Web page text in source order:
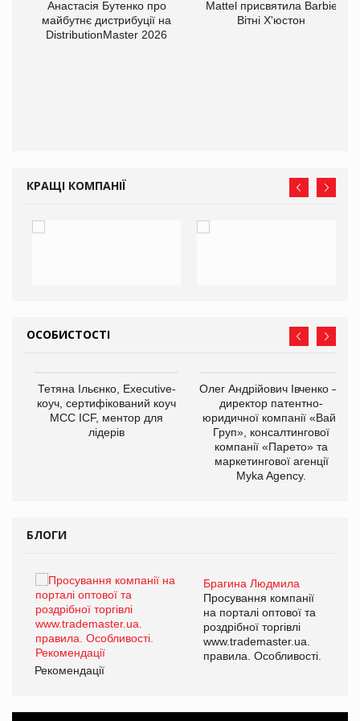
Анастасія Бутенко про
майбутнє дистрибуції на
DistributionMaster 2026
Mattel присвятила Barbie
Вітні Х'юстон
КРАЩІ КОМПАНІЇ
ОСОБИСТОСТІ
Тетяна Ільєнко, Executive-
коуч, сертифікований коуч
МСС ICF, ментор для
лідерів
Олег Андрійович Івченко —
директор патентно-
юридичної компанії «Вайз
Груп», консалтингової
компанії «Парето» та
маркетингової агенції
Myka Agency.
БЛОГИ
Брагина Людмила
Просування компанії
на порталі оптової та
роздрібної торгівлі
www.trademaster.ua.
правила. Особливості.
Рекомендації